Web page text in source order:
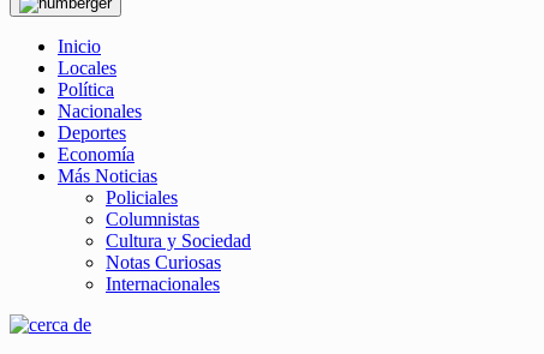
Inicio
Locales
Política
Nacionales
Deportes
Economía
Más Noticias
Policiales
Columnistas
Cultura y Sociedad
Notas Curiosas
Internacionales